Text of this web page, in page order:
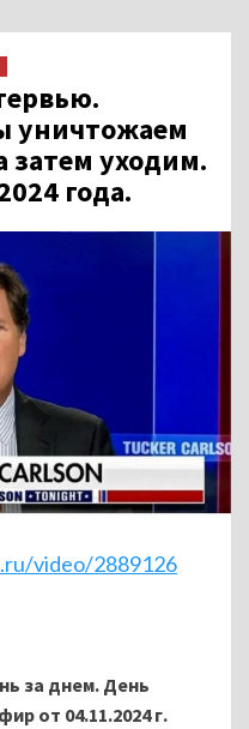
уничтожаем
затем уходим.
года.
video/2889126
за днем. День
от 04.11.2024 г.